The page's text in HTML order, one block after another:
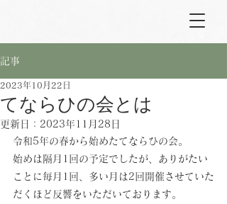
記事
てならひの会とは
2023年10月22日
更新日： 2023年11月28日
令和5年の春から始めたてならひの会。
始めは隔月1回の予定でしたが、ありがたい
ことに毎月1回、多い月は2回開催させていた
だくほど反響をいただいております。